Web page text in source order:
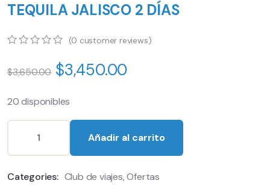
TEQUILA JALISCO 2 DÍAS
of
on
customer
ratings
(0 customer reviews)
$3,650.00 $3,450.00
20 disponibles
Añadir al carrito
Categories: Club de viajes,Ofertas